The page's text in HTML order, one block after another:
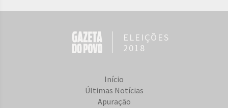
ELEIÇÕES
2018
Início
Últimas Notícias
Apuração